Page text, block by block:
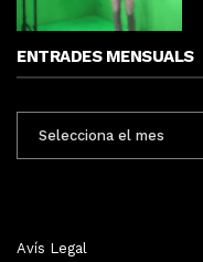
ENTRADES MENSUALS
MENSUALS
Avís Legal